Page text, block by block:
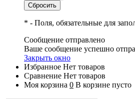
* - Поля, обязательные для
Сообщение отправлено
Ваше сообщение успешно
Закрыть окно
Избранное Нет товаров
Сравнение Нет товаров
Моя корзина 0 В корзине пусто